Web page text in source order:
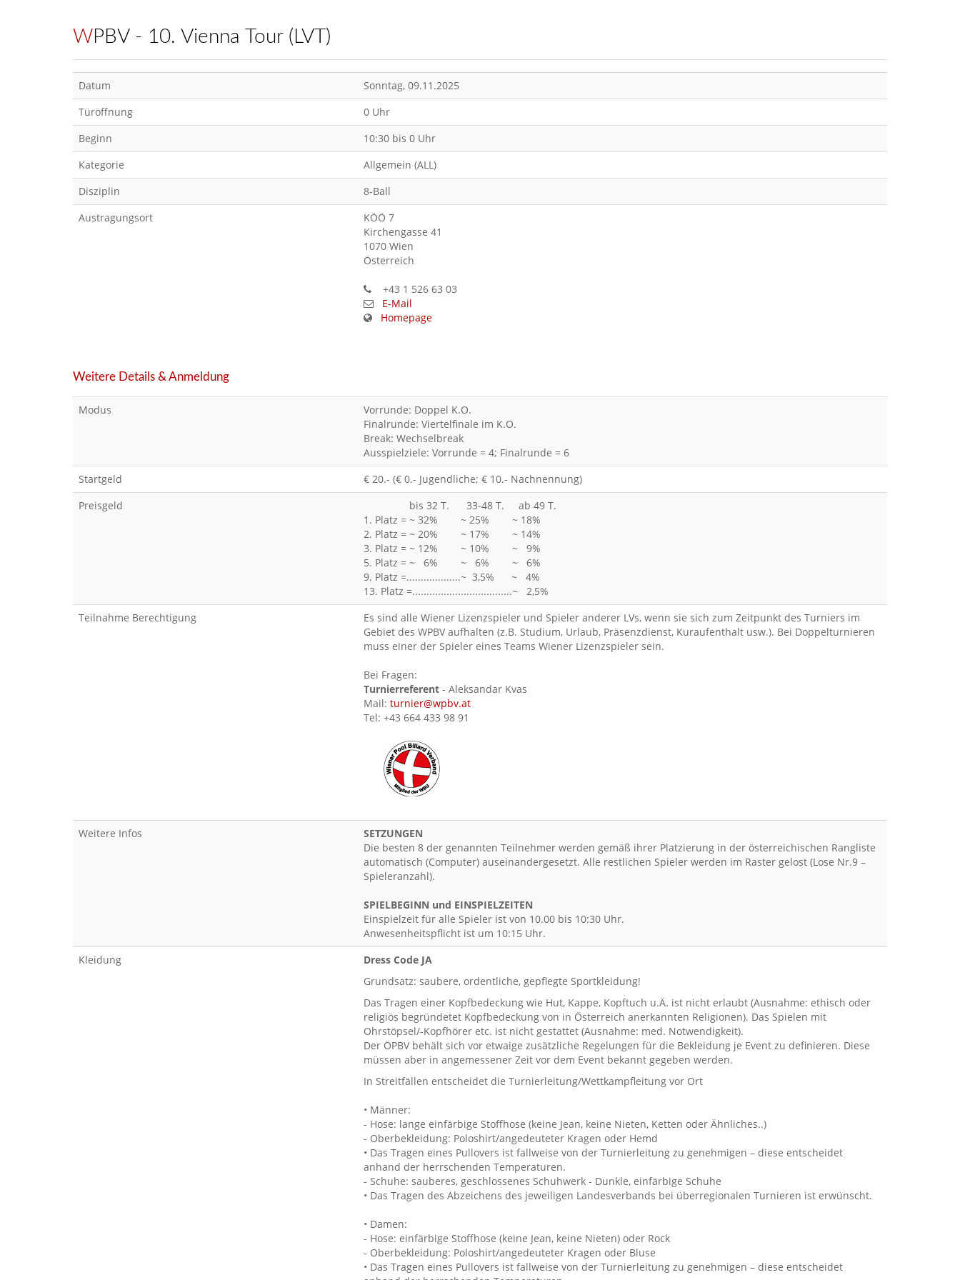
WPBV - 10. Vienna Tour (LVT)
Datum
Sonntag, 09.11.2025
Türöffnung
0 Uhr
Beginn
10:30 bis 0 Uhr
Kategorie
Allgemein (ALL)
Disziplin
8-Ball
Austragungsort
KÖÖ 7
Kirchengasse 41
1070 Wien
Österreich
+43 1 526 63 03
E-Mail
Homepage
Weitere Details & Anmeldung
Modus
Vorrunde: Doppel K.O.
Finalrunde: Viertelfinale im K.O.
Break: Wechselbreak
Ausspielziele: Vorrunde = 4; Finalrunde = 6
Startgeld
€ 20.- (€ 0.- Jugendliche; € 10.- Nachnennung)
Preisgeld
bis 32 T. 33-48 T. ab 49 T.
1. Platz = ~ 32% ~ 25% ~ 18%
2. Platz = ~ 20% ~ 17% ~ 14%
3. Platz = ~ 12% ~ 10% ~ 9%
5. Platz = ~ 6% ~ 6% ~ 6%
9. Platz =...................~ 3,5% ~ 4%
13. Platz =...................................~ 2,5%
Teilnahme Berechtigung
Es sind alle Wiener Lizenzspieler und Spieler anderer LVs, wenn sie sich zum Zeitpunkt des Turniers im
Gebiet des WPBV aufhalten (z.B. Studium, Urlaub, Präsenzdienst, Kuraufenthalt usw.). Bei Doppelturnieren
muss einer der Spieler eines Teams Wiener Lizenzspieler sein.
Bei Fragen:
Turnierreferent - Aleksandar Kvas
Mail: turnier@wpbv.at
Tel: +43 664 433 98 91
Weitere Infos
SETZUNGEN
Die besten 8 der genannten Teilnehmer werden gemäß ihrer Platzierung in der österreichischen Rangliste
automatisch (Computer) auseinandergesetzt. Alle restlichen Spieler werden im Raster gelost (Lose Nr.9 –
Spieleranzahl).
SPIELBEGINN und EINSPIELZEITEN
Einspielzeit für alle Spieler ist von 10.00 bis 10:30 Uhr.
Anwesenheitspflicht ist um 10:15 Uhr.
Kleidung
Dress Code JA
Grundsatz: saubere, ordentliche, gepflegte Sportkleidung!
Das Tragen einer Kopfbedeckung wie Hut, Kappe, Kopftuch u.Ä. ist nicht erlaubt (Ausnahme: ethisch oder
religiös begründetet Kopfbedeckung von in Österreich anerkannten Religionen). Das Spielen mit
Ohrstöpsel/-Kopfhörer etc. ist nicht gestattet (Ausnahme: med. Notwendigkeit).
Der ÖPBV behält sich vor etwaige zusätzliche Regelungen für die Bekleidung je Event zu definieren. Diese
müssen aber in angemessener Zeit vor dem Event bekannt gegeben werden.
In Streitfällen entscheidet die Turnierleitung/Wettkampfleitung vor Ort
• Männer:
- Hose: lange einfärbige Stoffhose (keine Jean, keine Nieten, Ketten oder Ähnliches..)
- Oberbekleidung: Poloshirt/angedeuteter Kragen oder Hemd
• Das Tragen eines Pullovers ist fallweise von der Turnierleitung zu genehmigen – diese entscheidet
anhand der herrschenden Temperaturen.
- Schuhe: sauberes, geschlossenes Schuhwerk - Dunkle, einfärbige Schuhe
• Das Tragen des Abzeichens des jeweiligen Landesverbands bei überregionalen Turnieren ist erwünscht.
• Damen:
- Hose: einfärbige Stoffhose (keine Jean, keine Nieten) oder Rock
- Oberbekleidung: Poloshirt/angedeuteter Kragen oder Bluse
• Das Tragen eines Pullovers ist fallweise von der Turnierleitung zu genehmigen – diese entscheidet